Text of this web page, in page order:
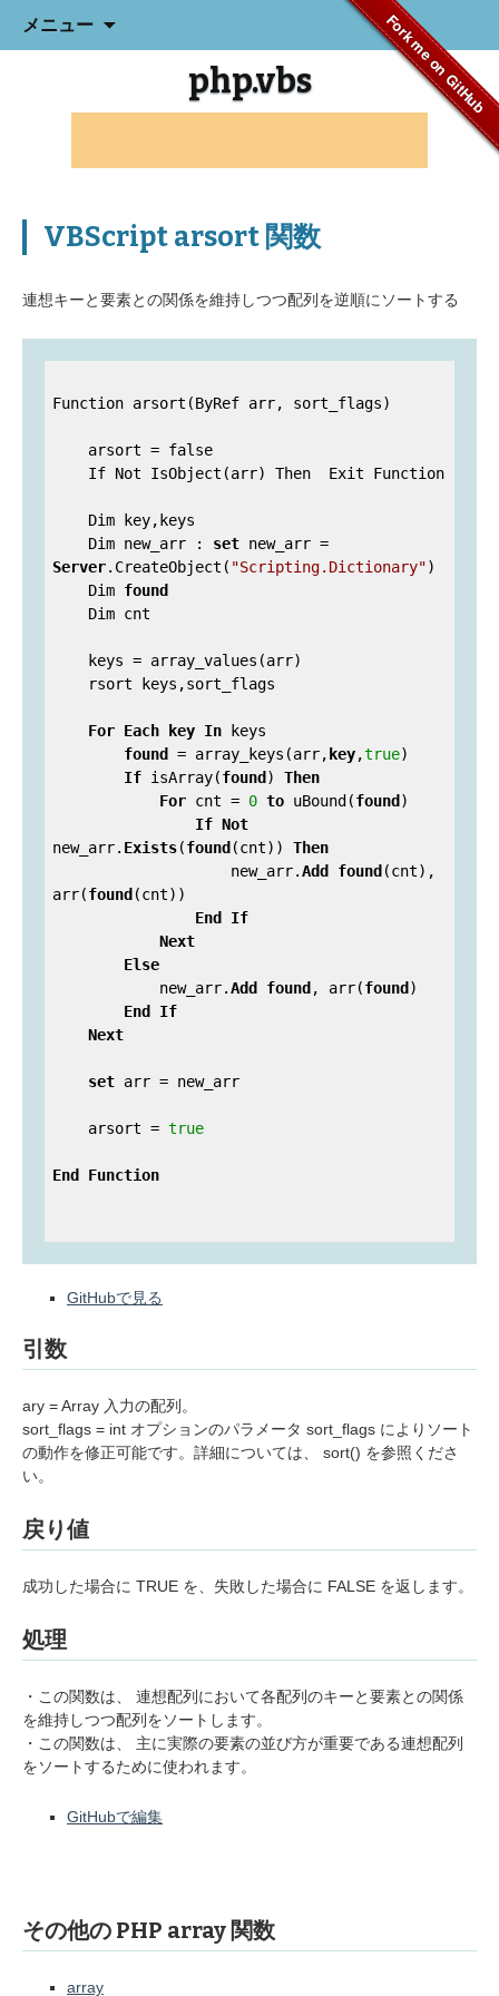
Fork me on GitHub
メニュー
キ
php.vbs
VBScript arsort 関数
連想キーと要素との関係を維持しつつ配列を逆順にソートする
Function arsort(ByRef arr, sort_flags)
    Dim new_arr :
set
Server.CreateObject( "Scripting.Dictionary")
    Dim
found
For Each key In keys
found
= array_keys(arr, key,true)
If isArray(found ) Then
For cnt = 0 to uBound(found )
If Not
new_arr. Exists(found (cnt)) Then
                    new_arr.
Add found (cnt),
arr(found (cnt))
End
If
Next
Else
            new_arr.
Add found , arr(found )
End
If
Next
set arr = new_arr
    arsort =
true
End Function
GitHubで見る
引数
ary = Array 入力の配列。
sort_flags = int オプションのパラメータ sort_flags によりソート
の動作を修正可能です。詳細については、 sort() を参照くださ
い。
戻り値
成功した場合に TRUE を、失敗した場合に FALSE を返します。
処理
・この関数は、 連想配列において各配列のキーと要素との関係
を維持しつつ配列をソートします。
・この関数は、 主に実際の要素の並び方が重要である連想配列
をソートするために使われます。
GitHubで編集
その他の PHP array 関数
array